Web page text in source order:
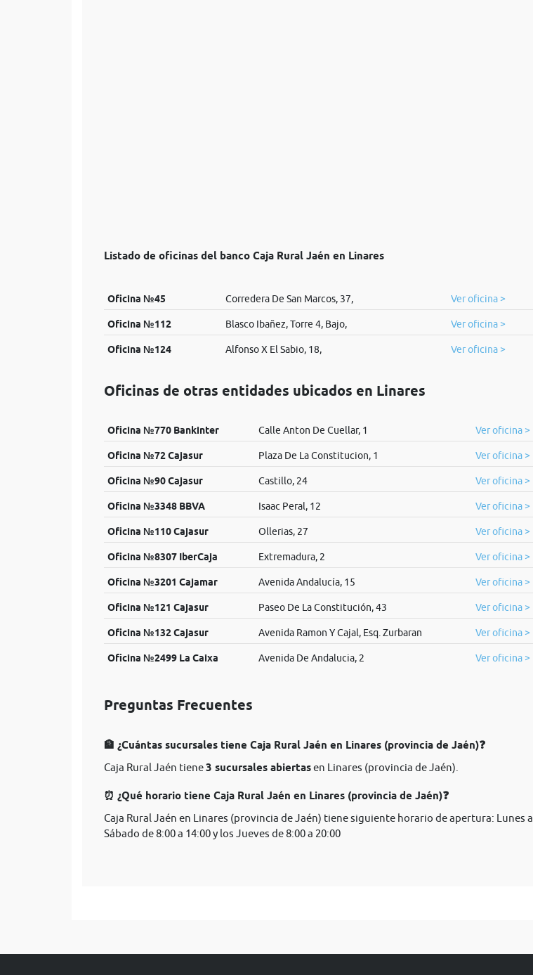
Listado de oficinas del banco Caja Rural Jaén en Linares
Oficina №45 Corredera De San Marcos, 37, Ver oficina >
Oficina №112 Blasco Ibañez, Torre 4, Bajo, Ver oficina >
Oficina №124 Alfonso X El Sabio, 18, Ver oficina >
Oficinas de otras entidades ubicados en Linares
Oficina №770 Bankinter Calle Anton De Cuellar, 1 Ver oficina >
Oficina №72 Cajasur Plaza De La Constitucion, 1 Ver oficina >
Oficina №90 Cajasur Castillo, 24 Ver oficina >
Oficina №3348 BBVA Isaac Peral, 12 Ver oficina >
Oficina №110 Cajasur Ollerias, 27 Ver oficina >
Oficina №8307 IberCaja Extremadura, 2 Ver oficina >
Oficina №3201 Cajamar Avenida Andalucía, 15 Ver oficina >
Oficina №121 Cajasur Paseo De La Constitución, 43 Ver oficina >
Oficina №132 Cajasur Avenida Ramon Y Cajal, Esq. Zurbaran Ver oficina >
Oficina №2499 La Caixa Avenida De Andalucia, 2 Ver oficina >
Preguntas Frecuentes
🏦 ¿Cuántas sucursales tiene Caja Rural Jaén en Linares (provincia de Jaén)❓
Caja Rural Jaén tiene3 sucursales abiertasen Linares (provincia de Jaén).
⏰ ¿Qué horario tiene Caja Rural Jaén en Linares (provincia de Jaén)❓
Caja Rural Jaén en Linares (provincia de Jaén) tiene siguiente horario de apertura: Lunes a
Sábado de 8:00 a 14:00 y los Jueves de 8:00 a 20:00